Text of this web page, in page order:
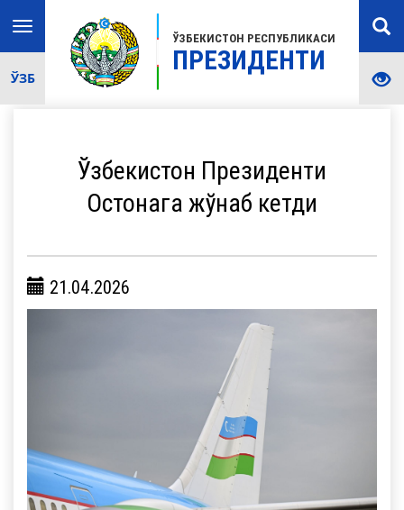
ЎЗБЕКИСТОН РЕСПУБЛИКАСИ
ПРЕЗИДЕНТИ
Toggle
navigation
ЎЗБ
Ўзбекистон Президенти
Остонага жўнаб кетди
21.04.2026